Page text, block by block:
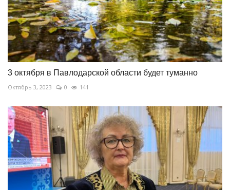
3 октября в Павлодарской области будет туманно
Октябрь 3, 2023 0 141